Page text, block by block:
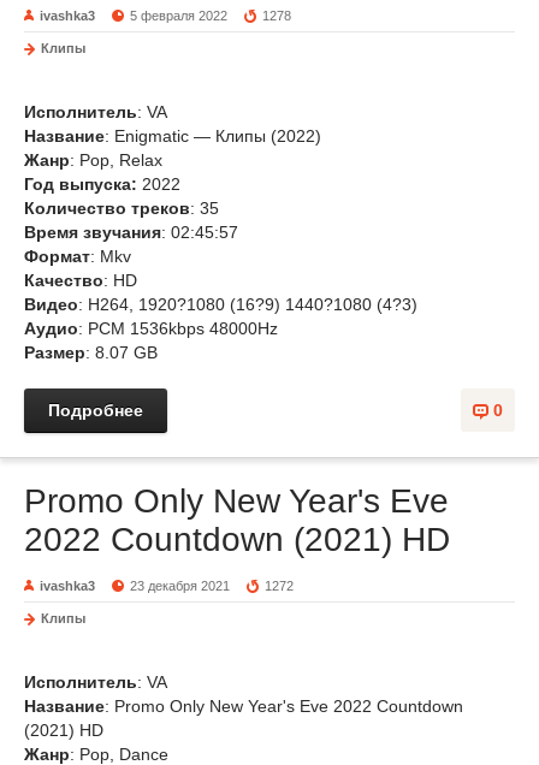
ivashka3 5 февраля 2022 1278
Клипы
Исполнитель: VA
Название: Enigmatic — Клипы (2022)
Жанр: Pop, Relax
Год выпуска: 2022
Количество треков: 35
Время звучания: 02:45:57
Формат: Mkv
Качество: HD
Видео: H264, 1920?1080 (16?9) 1440?1080 (4?3)
Аудио: PCM 1536kbps 48000Hz
Размер: 8.07 GB
0
Подробнее
Promo Only New Year's Eve
2022 Countdown (2021) HD
ivashka3 23 декабря 2021 1272
Клипы
Исполнитель: VA
Название: Promo Only New Year's Eve 2022 Countdown
(2021) HD
Жанр: Pop, Dance